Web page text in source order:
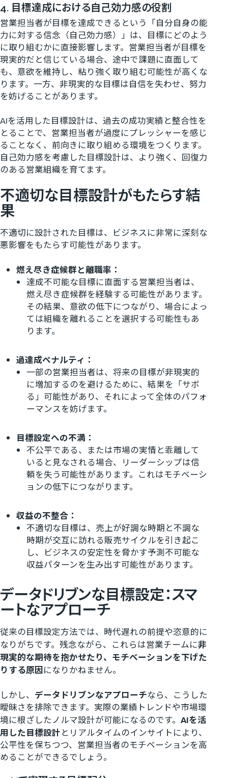
4. 目標達成における自己効力感の役割
営業担当者が目標を達成できるという「自分自身の能
力に対する信念（自己効力感）」は、目標にどのよう
に取り組むかに直接影響します。営業担当者が目標を
現実的だと信じている場合、途中で課題に直面して
も、意欲を維持し、粘り強く取り組む可能性が高くな
ります。一方、非現実的な目標は自信を失わせ、努力
を妨げることがあります。
AIを活用した目標設計は、過去の成功実績と整合性を
とることで、営業担当者が過度にプレッシャーを感じ
ることなく、前向きに取り組める環境をつくります。
自己効力感を考慮した目標設計は、より強く、回復力
のある営業組織を育てます。
不適切な目標設計がもたらす結
果
不適切に設計された目標は、ビジネスに非常に深刻な
悪影響をもたらす可能性があります。
燃え尽き症候群と離職率：
達成不可能な目標に直面する営業担当者は、
燃え尽き症候群を経験する可能性があります。
その結果、意欲の低下につながり、場合によっ
ては組織を離れることを選択する可能性もあ
ります。
過達成ペナルティ：
一部の営業担当者は、将来の目標が非現実的
に増加するのを避けるために、結果を「サボ
る」可能性があり、それによって全体のパフォ
ーマンスを妨げます。
目標設定への不満：
不公平である、または市場の実情と乖離して
いると見なされる場合、リーダーシップは信
頼を失う可能性があります。これはモチベーシ
ョンの低下につながります。
収益の不整合：
不適切な目標は、売上が好調な時期と不調な
時期が交互に訪れる販売サイクルを引き起こ
し、ビジネスの安定性を脅かす予測不可能な
収益パターンを生み出す可能性があります。
データドリブンな目標設定：スマ
ートなアプローチ
従来の目標設定方法では、時代遅れの前提や恣意的に
なりがちです。残念ながら、これらは営業チームに非
現実的な期待を抱かせたり、モチベーションを下げた
りする原因になりかねません。
しかし、 データドリブンなアプローチなら、こうした
曖昧さを排除できます。実際の業績トレンドや市場環
境に根ざしたノルマ設計が可能になるのです。 AIを活
用した目標設計とリアルタイムのインサイトにより、
公平性を保ちつつ、営業担当者のモチベーションを高
めることができるでしょう。